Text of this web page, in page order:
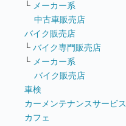
└ メーカー系
中古車販売店
バイク販売店
└ バイク専門販売店
└ メーカー系
バイク販売店
車検
カーメンテナンスサービス
カフェ